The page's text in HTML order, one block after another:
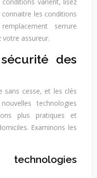
les conditions
serrure
assureur.
des
sans cesse, et les clés
technologies
plus pratiques et
Examinons les